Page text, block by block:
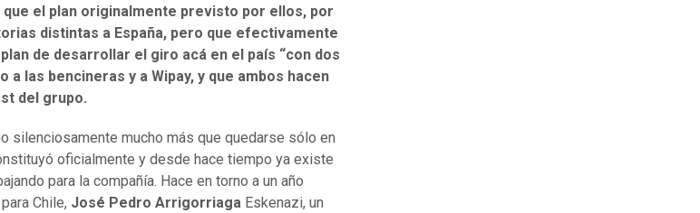
el plan originalmente previsto por ellos, por
distintas a España, pero que efectivamente
de desarrollar el giro acá en el país “con dos
a las bencineras y a Wipay, y que ambos hacen
del grupo.
silenciosamente mucho más que quedarse sólo en
oficialmente y desde hace tiempo ya existe
para la compañía. Hace en torno a un año
Chile, José Pedro Arrigorriaga Eskenazi, un